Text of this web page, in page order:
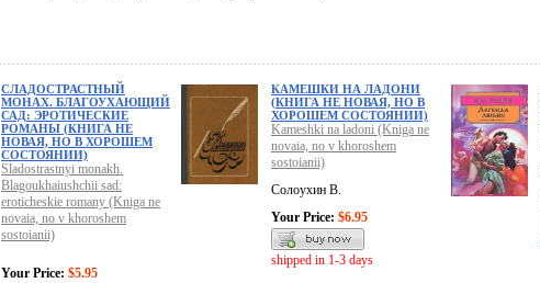
СЛАДОСТРАСТНЫЙ
МОНАХ. БЛАГОУХАЮЩИЙ
САД: ЭРОТИЧЕСКИЕ
РОМАНЫ (КНИГА НЕ
НОВАЯ, НО В ХОРОШЕМ
СОСТОЯНИИ)
Sladostrastnyi monakh.
Blagoukhaiushchii sad:
eroticheskie romany (Kniga ne
novaia, no v khoroshem
sostoianii)
Your Price: $5.95
КАМЕШКИ НА ЛАДОНИ
(КНИГА НЕ НОВАЯ, НО В
ХОРОШЕМ СОСТОЯНИИ)
Kameshki na ladoni (Kniga ne
novaia, no v khoroshem
sostoianii)
Солоухин В.
Your Price: $6.95
shipped in 1-3 days